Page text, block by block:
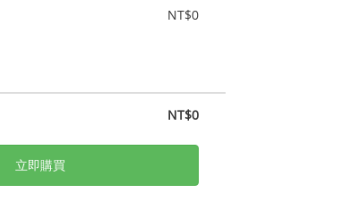
NT$0
NT$0
立即購買